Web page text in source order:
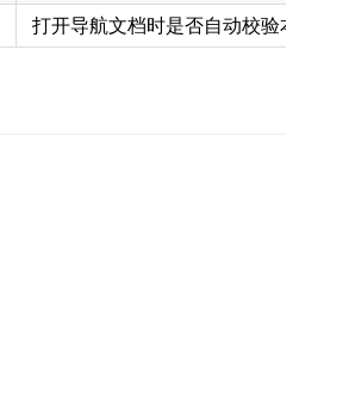
打开导航文档时是否自动校验本地链接